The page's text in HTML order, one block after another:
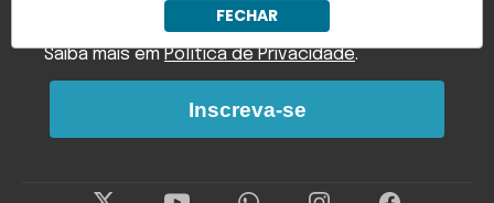
FECHAR
Eu concordo em receber notificações.
Saiba mais emPolítica de Privacidade.
Inscreva-se